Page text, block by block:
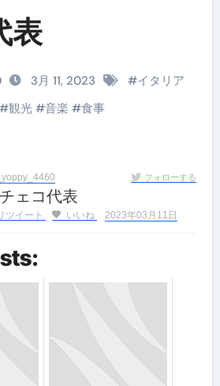
表
3月 11, 2023 #イタリア
観光#音楽 #食事
フォローする
チェコ代表
ツイート いいね
2023年03月11日